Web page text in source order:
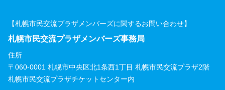
【札幌市民交流プラザメンバーズに関するお問い合わせ】
札幌市民交流プラザメンバーズ事務局
住所
〒060-0001 札幌市中央区北1条西1丁目 札幌市民交流プラザ2階
札幌市民交流プラザチケットセンター内